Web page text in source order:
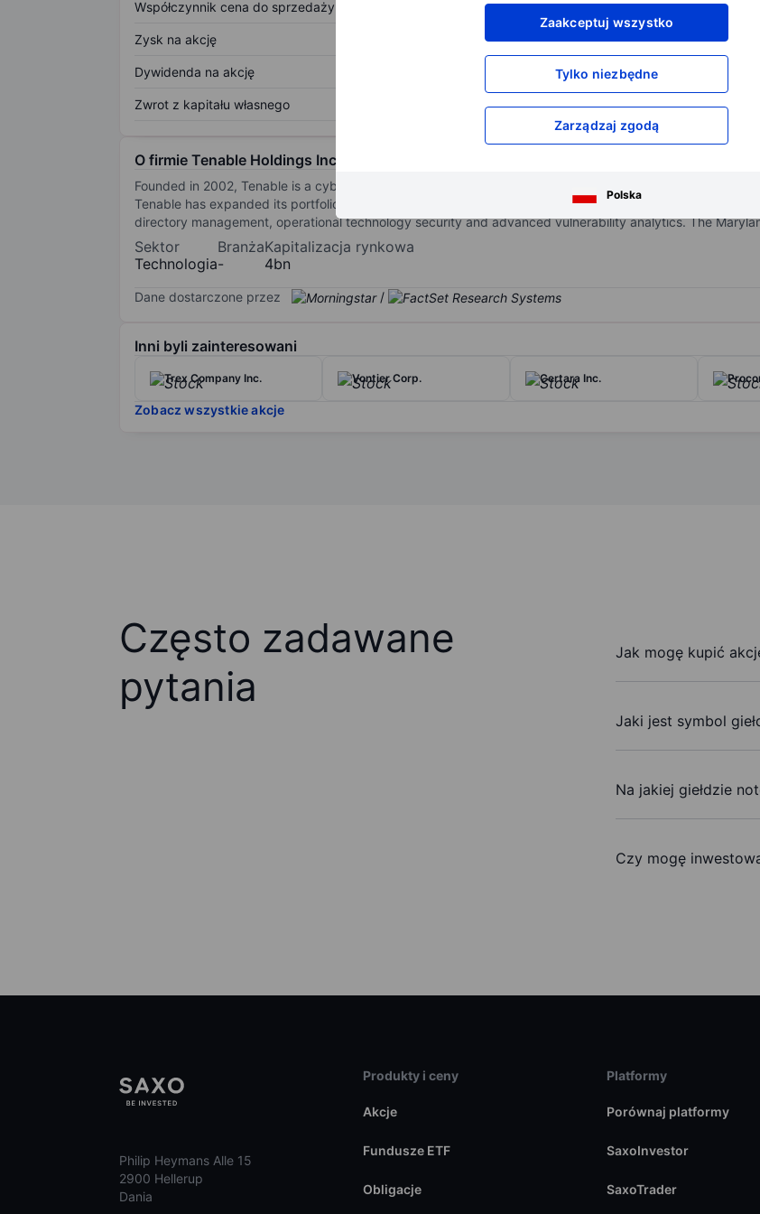
Zaakceptuj wszystko
Tylko niezbędne
Zarządzaj zgodą
Polska
Współczynnik cena do sprzedaży XXXXXXX
Zysk na akcję XXXXXXX
Dywidenda na akcję XXXXXXX
Zwrot z kapitału własnego XXXXXXX
Otwórz kontoaby uzyskać dostęp do
O firmie Tenable Holdings Inc.
Founded in 2002, Tenable is a cybersecurity company that began providing vulnerability management
Tenable has expanded its portfolio to provide a broader range of exposure management modules.
directory management, operational technology security and advanced vulnerability analytics. The
Sektor
Technologia
Branża
-
Kapitalizacja rynkowa
4bn
Dane dostarczone przez /
Inni byli zainteresowani
Trex Company Inc. Vontier Corp. Certara Inc.
Zobacz wszystkie akcje
Często zadawane
pytania
Jak mogę kupić
Jaki jest symbol
Na jakiej giełdzie
Czy mogę
Philip Heymans Alle 15
2900 Hellerup
Dania
Produkty i ceny
Akcje
Fundusze ETF
Obligacje
Platformy
Porównaj platformy
SaxoInvestor
SaxoTrader